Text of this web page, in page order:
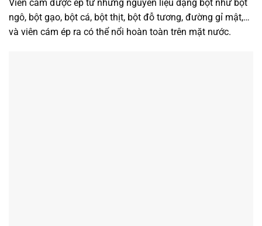
Viên cám được ép từ những nguyên liệu dạng bột như bột
ngô, bột gạo, bột cá, bột thịt, bột đỗ tương, đường gỉ mật,…
và viên cám ép ra có thể nổi hoàn toàn trên mặt nước.